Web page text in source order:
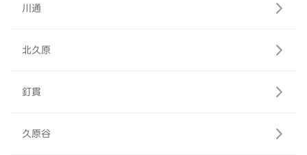
川通
北久原
釘貫
久原谷